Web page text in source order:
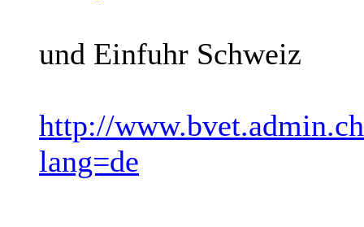
und Einfuhr Schweiz
http://
lang=de